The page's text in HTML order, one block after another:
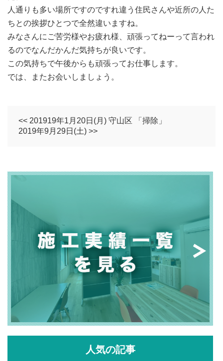
人通りも多い場所ですのですれ違う住民さんや近所の人た
ちとの挨拶ひとつで全然違いますね。
みなさんにご苦労様やお疲れ様、頑張ってねーって言われ
るのでなんだかんだ気持ちが良いです。
この気持ちで午後からも頑張ってお仕事します。
では、またお会いしましょう。
<< 201919年1月20日(月) 守山区 「掃除」
2019年9月29日(土) >>
人気の記事